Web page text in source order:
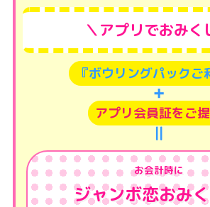
＼アプリでおみく
『ボウリングパックご
➕
アプリ会員証をご
||
お会計時に
ジャンボ恋おみ